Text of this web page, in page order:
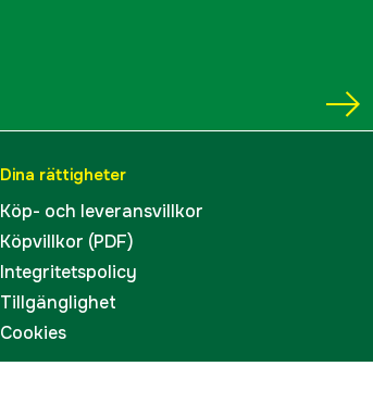
Dina rättigheter
Köp- och leveransvillkor
Köpvillkor (PDF)
Integritetspolicy
Tillgänglighet
Cookies